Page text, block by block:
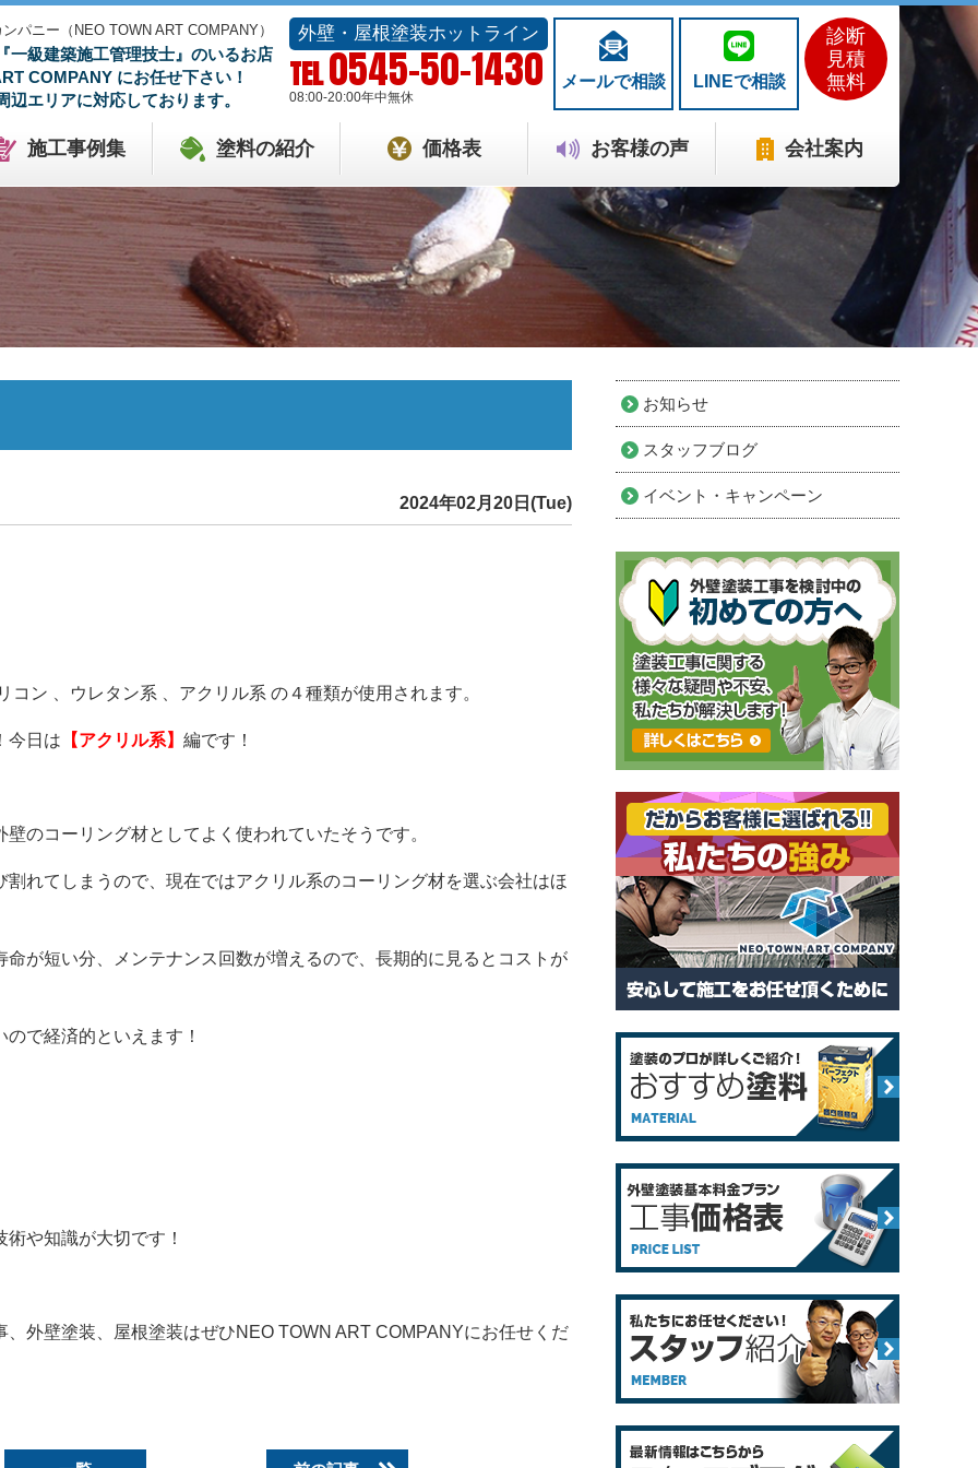
パニー（NEO TOWN ART COMPANY）
一級建築施工管理技士』のいるお店
COMPANY にお任せ下さい！
辺エリアに対応しております。
外壁・屋根塗装ホットライン
TEL0545-50-1430
08:00-20:00年中無休
メールで相談 LINEで相談
診断
見積
無料
施工事例集 塗料の紹介 価格表 お客様の声 会社案内
2024年02月20日(Tue)
ン 、ウレタン系 、アクリル系 の４種類が使用されます。
今日は 【アクリル系】 編です！
のコーリング材としてよく使われていたそうです。
れてしまうので、現在ではアクリル系のコーリング材を選ぶ会社はほ
が短い分、メンテナンス回数が増えるので、長期的に見るとコストが
で経済的といえます！
や知識が大切です！
外壁塗装、屋根塗装はぜひNEO TOWN ART COMPANYにお任せくだ
お知らせ
スタッフブログ
イベント・キャンペーン